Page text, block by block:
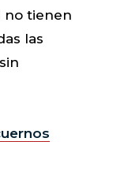
no tienen
las